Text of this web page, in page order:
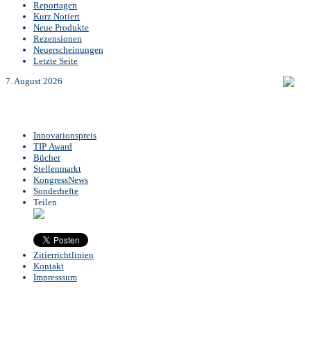
Reportagen
Kurz Notiert
Neue Produkte
Rezensionen
Neuerscheinungen
Letzte Seite
7. August 2026
Innovationspreis
TIP Award
Bücher
Stellenmarkt
KongressNews
Sonderhefte
Teilen
Zitierrichtlinien
Kontakt
Impresssum